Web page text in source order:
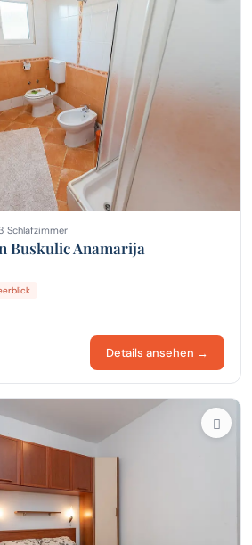
Schlafzimmer
Buskulic Anamarija
Details ansehen →